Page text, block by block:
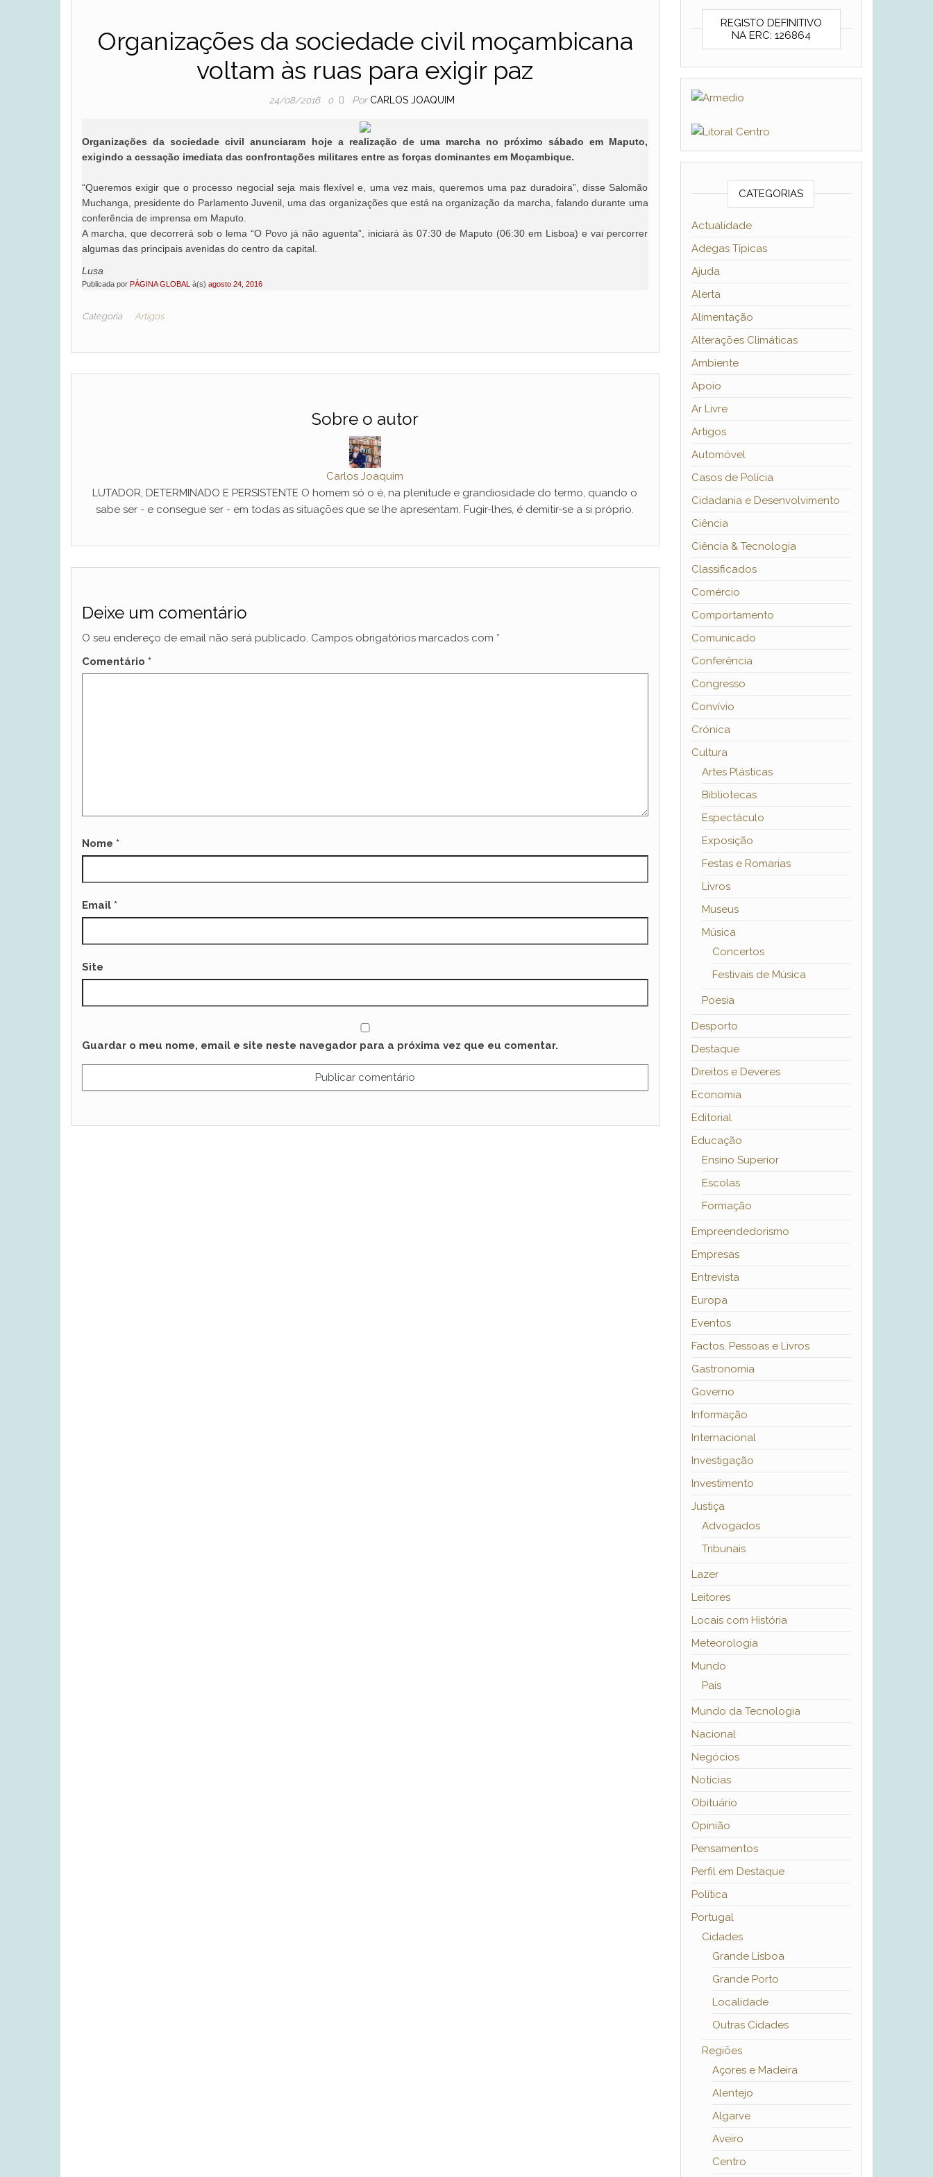
Organizações da sociedade civil moçambicana
voltam às ruas para exigir paz
24/08/2016 0 Por CARLOS JOAQUIM
Organizações da sociedade civil anunciaram hoje a realização de uma marcha no próximo sábado em Maputo,
exigindo a cessação imediata das confrontações militares entre as forças dominantes em Moçambique.
“Queremos exigir que o processo negocial seja mais flexível e, uma vez mais, queremos uma paz duradoira”, disse Salomão
Muchanga, presidente do Parlamento Juvenil, uma das organizações que está na organização da marcha, falando durante uma
conferência de imprensa em Maputo.
A marcha, que decorrerá sob o lema “O Povo já não aguenta”, iniciará às 07:30 de Maputo (06:30 em Lisboa) e vai percorrer
algumas das principais avenidas do centro da capital.
Lusa
Publicada por PÁGINA GLOBAL à(s) agosto 24, 2016
Categoria Artigos
Sobre o autor
Carlos Joaquim
LUTADOR, DETERMINADO E PERSISTENTE O homem só o é, na plenitude e grandiosidade do termo, quando o
sabe ser - e consegue ser - em todas as situações que se lhe apresentam. Fugir-lhes, é demitir-se a si próprio.
Deixe um comentário
O seu endereço de email não será publicado. Campos obrigatórios marcados com *
Comentário *
Nome *
Email *
Site
Guardar o meu nome, email e site neste navegador para a próxima vez que eu comentar.
REGISTO DEFINITIVO
NA ERC: 126864
CATEGORIAS
Actualidade
Adegas Típicas
Ajuda
Alerta
Alimentação
Alterações Climáticas
Ambiente
Apoio
Ar Livre
Artigos
Automóvel
Casos de Polícia
Cidadania e Desenvolvimento
Ciência
Ciência & Tecnologia
Classificados
Comércio
Comportamento
Comunicado
Conferência
Congresso
Convívio
Crónica
Cultura
Artes Plásticas
Bibliotecas
Espectáculo
Exposição
Festas e Romarias
Livros
Museus
Música
Concertos
Festivais de Música
Poesia
Desporto
Destaque
Direitos e Deveres
Economia
Editorial
Educação
Ensino Superior
Escolas
Formação
Empreendedorismo
Empresas
Entrevista
Europa
Eventos
Factos, Pessoas e Livros
Gastronomia
Governo
Informação
Internacional
Investigação
Investimento
Justiça
Advogados
Tribunais
Lazer
Leitores
Locais com História
Meteorologia
Mundo
País
Mundo da Tecnologia
Nacional
Negócios
Notícias
Obituário
Opinião
Pensamentos
Perfil em Destaque
Política
Portugal
Cidades
Grande Lisboa
Grande Porto
Localidade
Outras Cidades
Regiões
Açores e Madeira
Alentejo
Algarve
Aveiro
Centro